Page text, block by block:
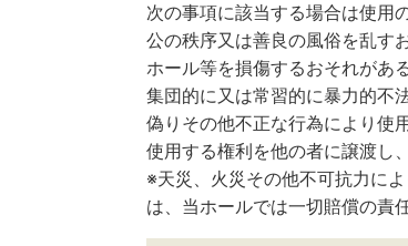
次の事項に該当する場合は使用
公の秩序又は善良の風俗を乱す
ホール等を損傷するおそれがあ
集団的に又は常習的に暴力的不
偽りその他不正な行為により使
使用する権利を他の者に譲渡し
※天災、火災その他不可抗力に
は、当ホールでは一切賠償の責